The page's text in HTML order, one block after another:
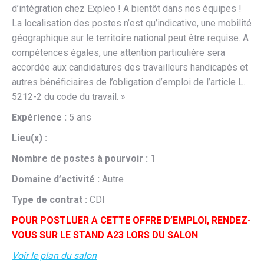
d’intégration chez Expleo ! A bientôt dans nos équipes !
La localisation des postes n’est qu’indicative, une mobilité
géographique sur le territoire national peut être requise. A
compétences égales, une attention particulière sera
accordée aux candidatures des travailleurs handicapés et
autres bénéficiaires de l’obligation d’emploi de l’article L.
5212-2 du code du travail. »
Expérience : 5 ans
Lieu(x) :
Nombre de postes à pourvoir : 1
Domaine d’activité : Autre
Type de contrat : CDI
POUR POSTLUER A CETTE OFFRE D’EMPLOI, RENDEZ-
VOUS SUR LE STAND A23 LORS DU SALON
Voir le plan du salon